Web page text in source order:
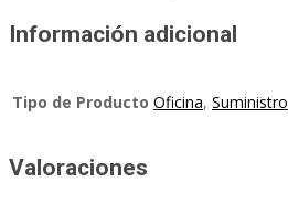
Información adicional
Tipo de Producto Oficina, Suministro
Valoraciones